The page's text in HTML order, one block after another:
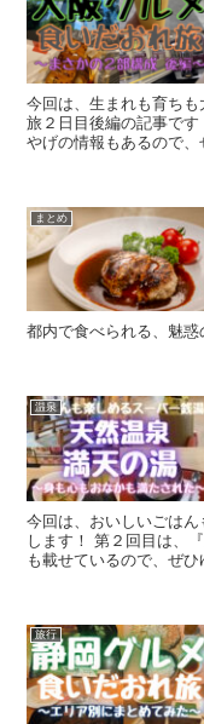
今回は、生まれも育ち
旅２日目後編の記事で
やげの情報もあるので
まとめ
都内で食べられる、魅惑
温泉
今回は、おいしいごは
します！ 第２回目は、
も載せているので、ぜ
旅行